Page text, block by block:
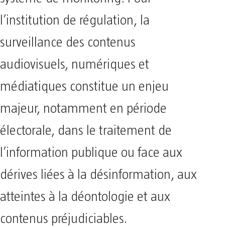
l’institution de régulation, la
surveillance des contenus
audiovisuels, numériques et
médiatiques constitue un enjeu
majeur, notamment en période
électorale, dans le traitement de
l’information publique ou face aux
dérives liées à la désinformation, aux
atteintes à la déontologie et aux
contenus préjudiciables.